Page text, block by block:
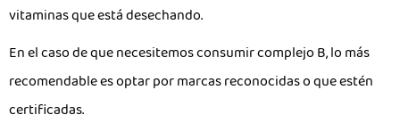
vitaminas que está desechando.
En el caso de que necesitemos consumir complejo B, lo más
recomendable es optar por marcas reconocidas o que estén
certificadas.